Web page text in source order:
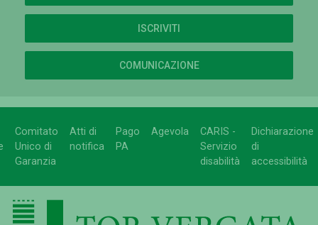
ISCRIVITI
COMUNICAZIONE
Comitato
Unico di
Garanzia
Atti di
notifica
Pago
PA
Agevola
CARIS -
Servizio
disabilità
Dichiarazione
di
accessibilità